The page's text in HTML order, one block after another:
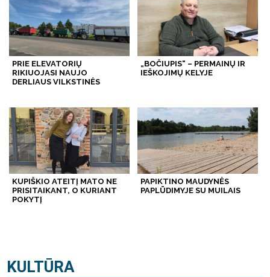
PRIE ELEVATORIŲ
RIKIUOJASI NAUJO
DERLIAUS VILKSTINĖS
„BOČIUPIS“ – PERMAINŲ IR
IEŠKOJIMŲ KELYJE
KUPIŠKIO ATEITĮ MATO NE
PRISITAIKANT, O KURIANT
POKYTĮ
PAPIKTINO MAUDYNĖS
PAPLŪDIMYJE SU MUILAIS
KULTŪRA